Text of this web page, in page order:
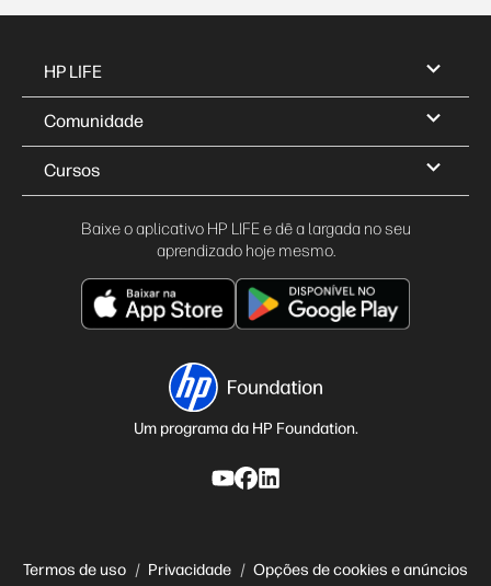
HP LIFE
Comunidade
Cursos
Baixe o aplicativo HP LIFE e dê a largada no seu
aprendizado hoje mesmo.
Um programa da HP Foundation.
Termos de uso Privacidade Opções de cookies e anúncios